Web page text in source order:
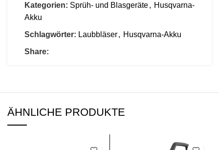
Kategorien: Sprüh- und Blasgeräte, Husqvarna-
Akku
Schlagwörter: Laubbläser, Husqvarna-Akku
Share:
ÄHNLICHE PRODUKTE